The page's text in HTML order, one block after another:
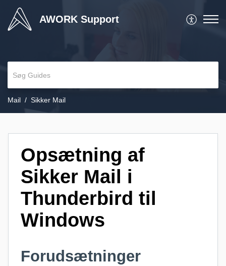
AWORK Support
Mail Sikker Mail
Opsætning af
Sikker Mail i
Thunderbird til
Windows
Forudsætninger